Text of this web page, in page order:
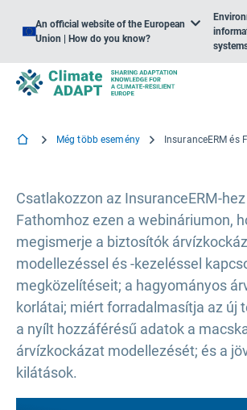
An official website of the European
Union | How do you know?
Még több esemény
Csatlakozzon az InsuranceERM-
Fathomhoz ezen a webináriumon,
megismerje a biztosítók
modellezéssel és -kezeléssel
megközelítéseit; a hagyományos
korlátai; miért forradalmasítja az új
a nyílt hozzáférésű adatok a
árvízkockázat modellezését; és a
kilátások.